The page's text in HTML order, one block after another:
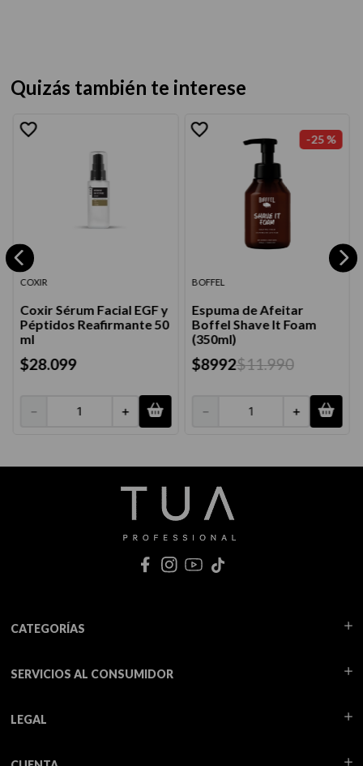
Quizás también te interese
COXIR
Coxir Sérum Facial EGF y
Péptidos Reafirmante 50
ml
$28.099
＋
－
-25 %
BOFFEL
Espuma de Afeitar
Boffel Shave It Foam
(350ml)
$8992$11.990
＋
－
CATEGORÍAS
SERVICIOS AL CONSUMIDOR
LEGAL